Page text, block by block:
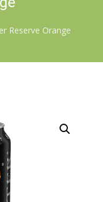
Reserve Orange